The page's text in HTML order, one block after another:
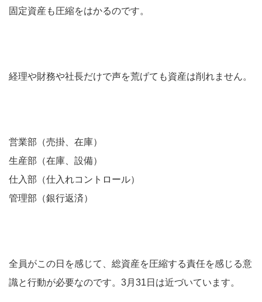
固定資産も圧縮をはかるのです。
経理や財務や社長だけで声を荒げても資産は削れません。
営業部（売掛、在庫）
生産部（在庫、設備）
仕入部（仕入れコントロール）
管理部（銀行返済）
全員がこの日を感じて、総資産を圧縮する責任を感じる意
識と行動が必要なのです。3月31日は近づいています。